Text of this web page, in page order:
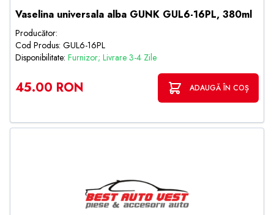
Vaselina universala alba GUNK GUL6-16PL, 380ml
Producător:
Cod Produs: GUL6-16PL
Disponibilitate: Furnizor; Livrare 3-4 Zile
45.00 RON ADAUGĂ ÎN COȘ